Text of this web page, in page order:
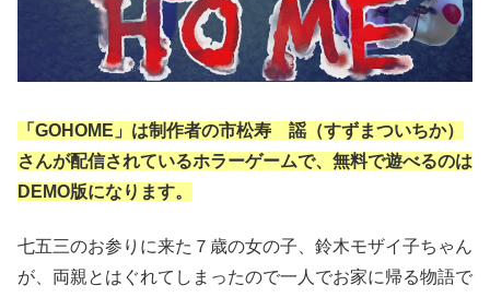
「GOHOME」は制作者の市松寿ゞ謡（すずまついちか）
さんが配信されているホラーゲームで、無料で遊べるのは
DEMO版になります。
七五三のお参りに来た７歳の女の子、鈴木モザイ子ちゃん
が、両親とはぐれてしまったので一人でお家に帰る物語で